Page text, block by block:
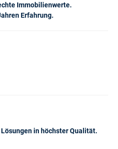
Immobilienwerte.
Erfahrung.
in höchster Qualität.